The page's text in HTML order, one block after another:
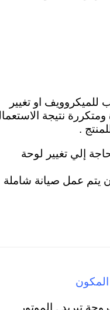
للميكروويف او تغيير
نتيجة
.
إلي تغيير لوحة
يتم عمل صيانة شاملة
المكون